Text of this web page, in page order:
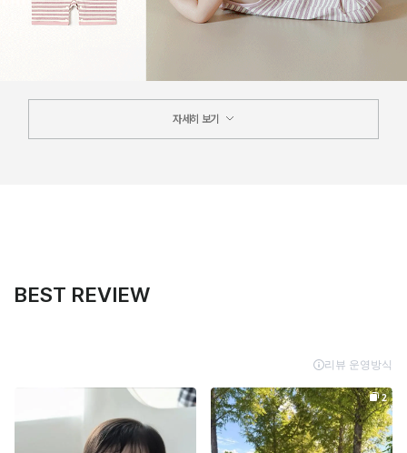
자세히 보기
BEST REVIEW